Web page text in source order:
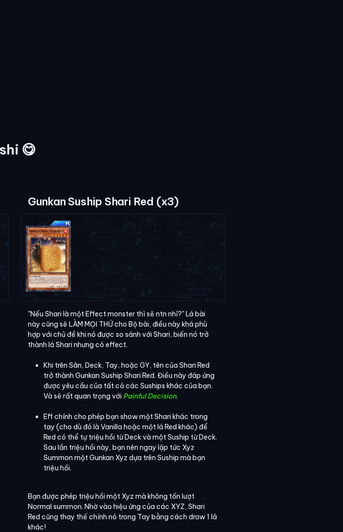
😋
Gunkan Suship Shari Red (x3)
"Nếu Shari là một Effect monster thì sẽ ntn nhỉ?" Lá bài
này cũng sẽ LÀM MỌI THỨ cho Bộ bài, điều này khá phù
hợp với chủ đề khi nó được so sánh với Shari, biến nó trở
thành lá Shari nhưng có effect.
Khi trên Sân, Deck, Tay, hoặc GY, tên của Shari Red
trở thành Gunkan Suship Shari Red. Điều này đáp ứng
được yêu cầu của tất cả các Suships khác của bạn.
Và sẽ rất quan trọng với Painful Decision.
Eff chính cho phép bạn show một Shari khác trong
tay (cho dù đó là Vanilla hoặc một lá Red khác) để
Red có thể tự triệu hồi từ Deck và một Suship từ Deck.
Sau lần triệu hồi này, bạn nên ngay lập tức Xyz
Summon một Gunkan Xyz dựa trên Suship mà bạn
triệu hồi.
Bạn được phép triệu hồi một Xyz mà không tốn lượt
Normal summon. Nhờ vào hiệu ứng của các XYZ, Shari
Red cũng thay thế chính nó trong Tay bằng cách draw 1 lá
khác!